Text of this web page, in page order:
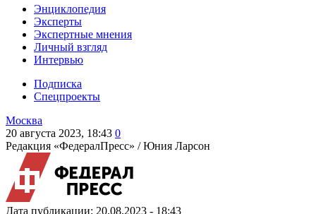
Энциклопедия
Эксперты
Экспертные мнения
Личный взгляд
Интервью
Подписка
Спецпроекты
Москва
20 августа 2023, 18:43 0
Редакция «ФедералПресс» /Юния Ларсон
Дата публикации: 20.08.2023 - 18:43